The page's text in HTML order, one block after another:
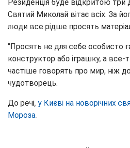
Резиденція буде відкритою три
Святий Миколай вітає всіх. За
люди все рідше просять
"Просять не для себе особисто
конструктор або іграшку, а все-
частіше говорять про мир, ніж
чудотворець.
До речі, у Києві на новорічних
Мороза.